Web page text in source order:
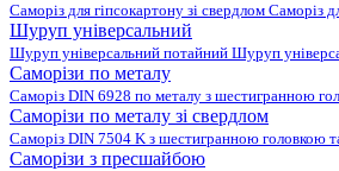
Саморіз для гіпсокартону зі свердлом Саморіз
Шуруп універсальний
Шуруп універсальний потайний Шуруп
Саморізи по металу
Саморіз DIN 6928 по металу з шестигранною
Саморізи по металу зі свердлом
Саморіз DIN 7504 K з шестигранною головкою
Саморізи з пресшайбою